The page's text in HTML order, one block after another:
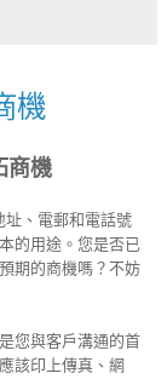
機
商機
址、電郵和電話號
的用途。您是否已
期的商機嗎？不妨
您與客戶溝通的首
該印上傳真、網